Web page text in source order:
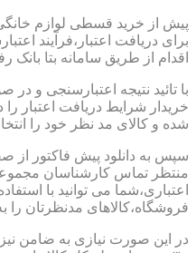
پیش از خرید قسطی لوازم
برای دریافت اعتبار،فرآیند
اقدام از طریق سامانه بتا
با تائید نتیجه اعتبارسنجی و
خریدار شرایط دریافت اعتبار
شده و کالای مد نظر خود را
سپس به دانلود پیش فاکتور از
منتظر تماس کارشناسان
اعتباری،شما می توانید با
فروشگاه،کالاهای مدنظرتان
در این صورت نیازی به ضامن